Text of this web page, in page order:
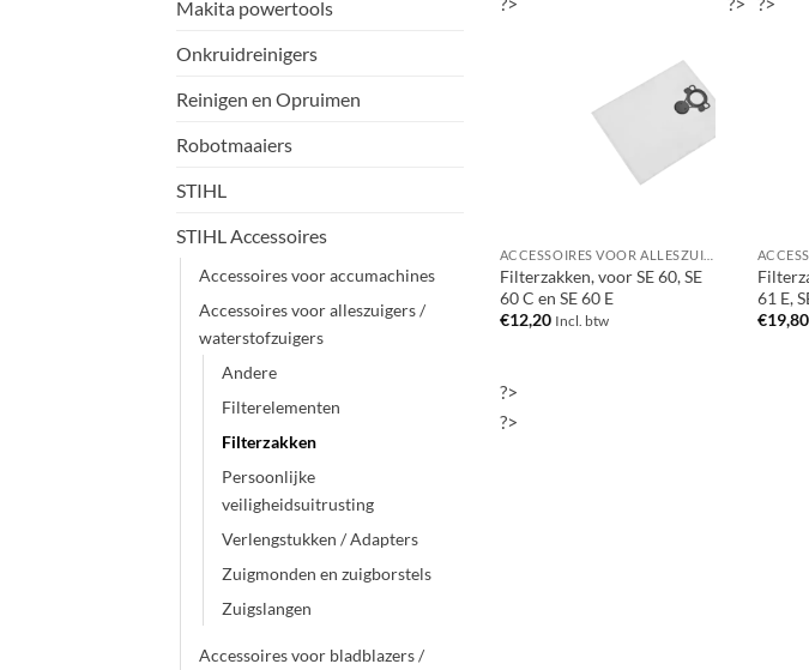
Makita powertools
Onkruidreinigers
Reinigen en Opruimen
Robotmaaiers
STIHL
STIHL Accessoires
Accessoires voor accumachines
Accessoires voor alleszuigers /
waterstofzuigers
Andere
Filterelementen
Filterzakken
Persoonlijke
veiligheidsuitrusting
Verlengstukken / Adapters
Zuigmonden en zuigborstels
Zuigslangen
Accessoires voor bladblazers /
Filterzakken, voor SE 60, SE
60 C en SE 60 E
€12,20 Incl. btw
61 E,
€19,80
?>
?>